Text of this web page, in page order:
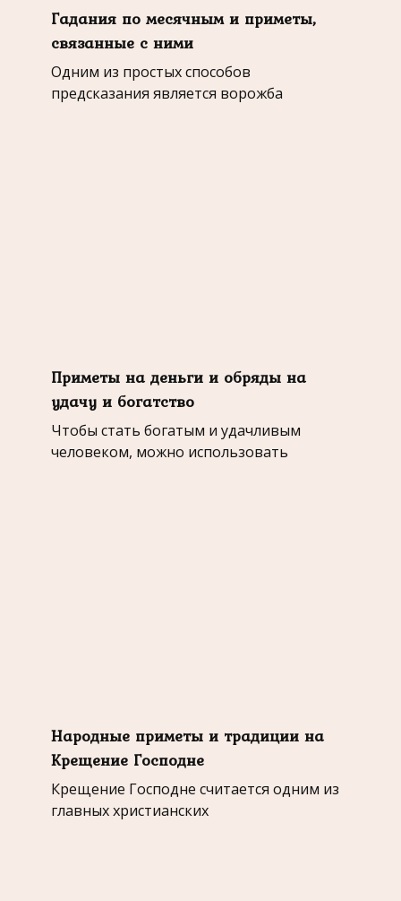
Гадания по месячным и приметы,
связанные с ними
Одним из простых способов
предсказания является ворожба
Приметы на деньги и обряды на
удачу и богатство
Чтобы стать богатым и удачливым
человеком, можно использовать
Народные приметы и традиции на
Крещение Господне
Крещение Господне считается одним из
главных христианских